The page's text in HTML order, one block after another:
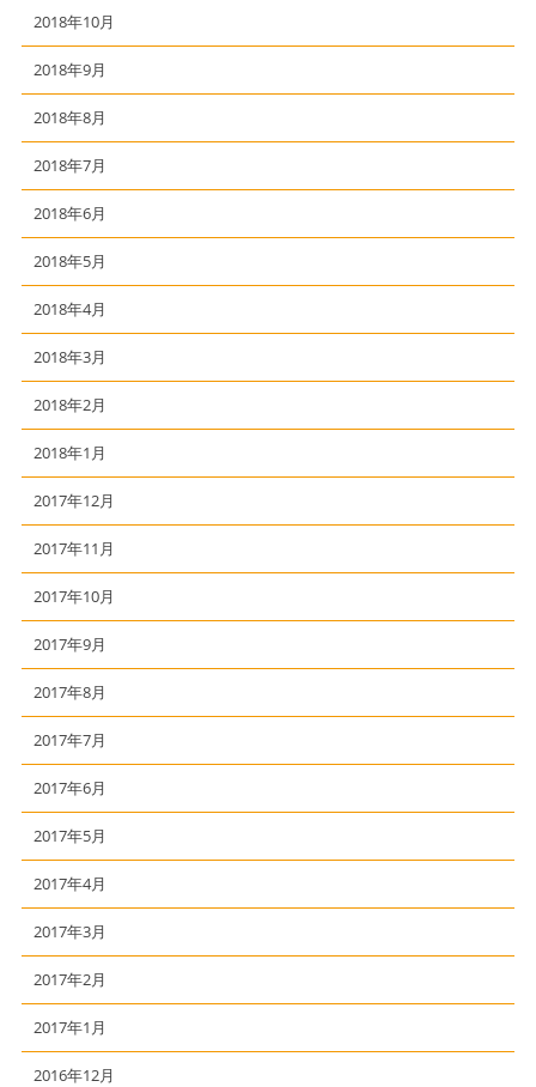
2018年10月
2018年9月
2018年8月
2018年7月
2018年6月
2018年5月
2018年4月
2018年3月
2018年2月
2018年1月
2017年12月
2017年11月
2017年10月
2017年9月
2017年8月
2017年7月
2017年6月
2017年5月
2017年4月
2017年3月
2017年2月
2017年1月
2016年12月